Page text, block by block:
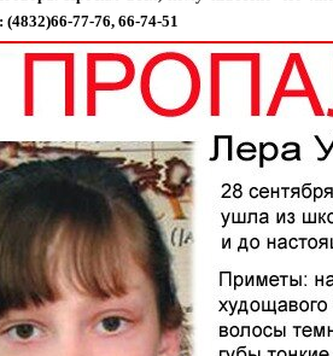
77-76, 66-74-51